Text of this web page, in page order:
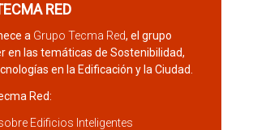
RED
a Grupo Tecma Red, el grupo
en las temáticas de Sostenibilidad,
en la Edificación y la Ciudad.
Red:
Edificios Inteligentes